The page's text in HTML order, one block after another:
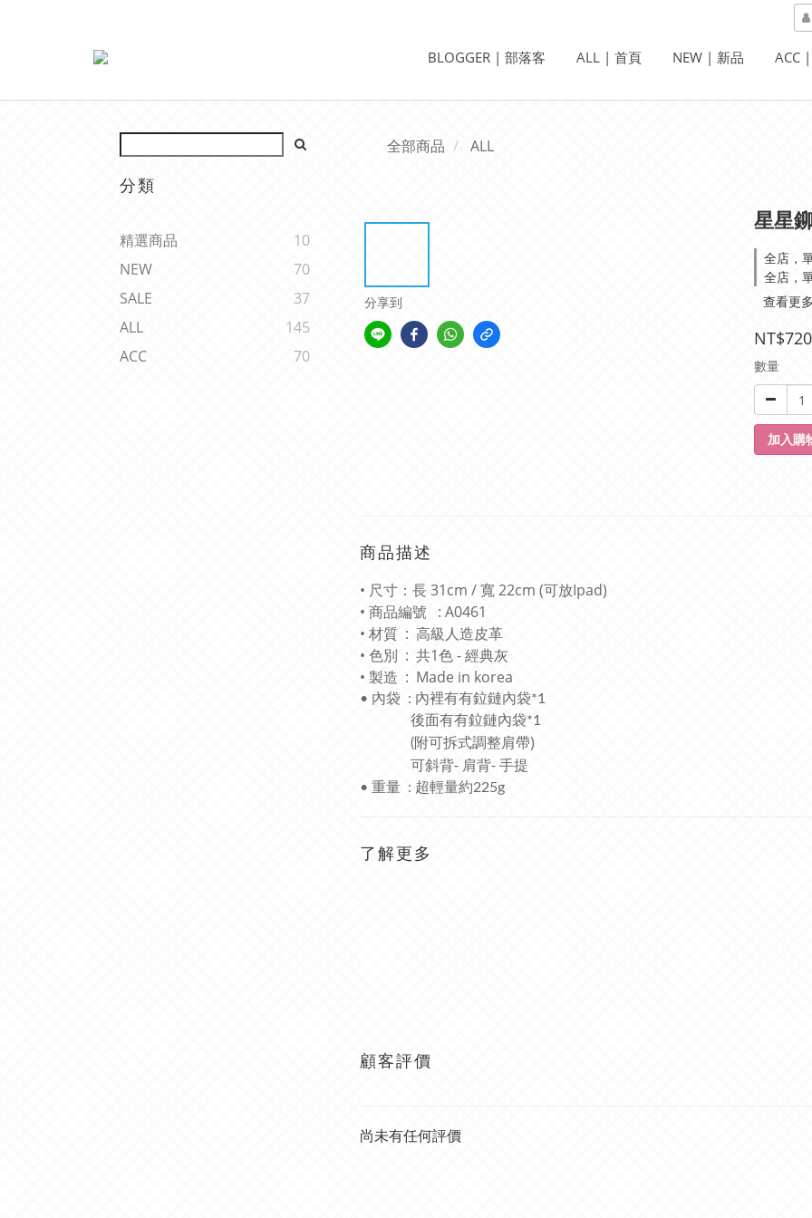
BLOGGER | 部落客 ALL | 首頁 NEW | 新品 ACC
分類
精選商品
10
NEW
70
SALE
37
ALL
145
ACC
70
全部商品 ALL
分享到
星星
全店，
全店，
查看更
NT$720
數量
加入購
商品描述
• 尺寸：長 31cm / 寬 22cm (可放Ipad)
• 商品編號 : A0461
• 材質 : 高級人造皮革
• 色別 : 共1色 - 經典灰
• 製造 : Made in korea
• 內袋 : 內裡有有鉝鏈內袋*1
後面有有鉝鏈內袋*1
(附可拆式調整肩帶)
可斜背- 肩背-手提
• 重量 : 超輕量約225g
了解更多
顧客評價
尚未有任何評價